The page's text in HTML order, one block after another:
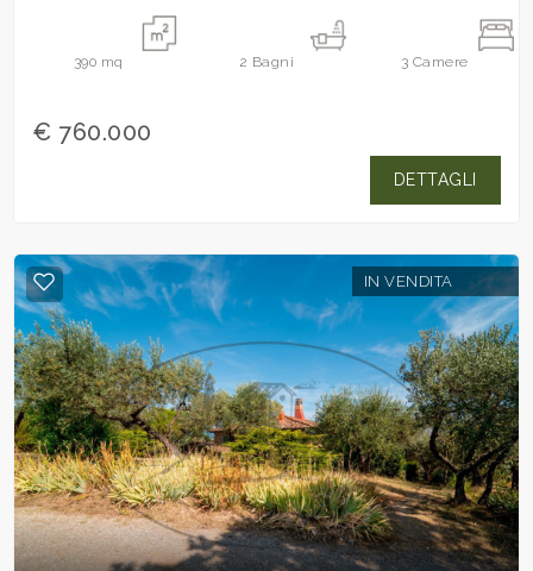
390 mq 2 Bagni 3 Camere
€ 760.000
DETTAGLI
IN VENDITA